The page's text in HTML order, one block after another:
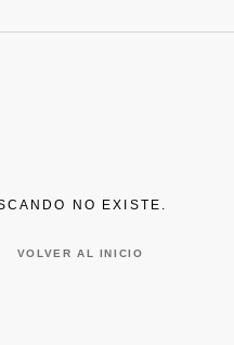
NO EXISTE.
VOLVER AL INICIO